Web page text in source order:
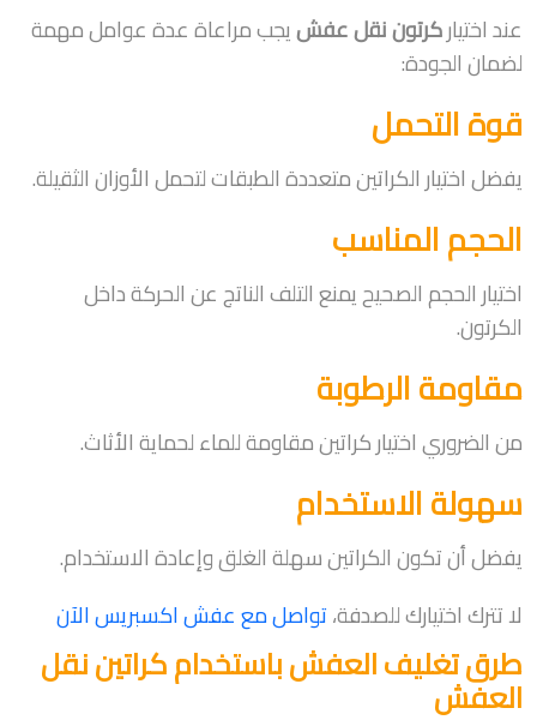
عند اختياركرتون نقل عفشيجب مراعاة عدة عوامل مهمة
لضمان الجودة:
قوة التحمل
يفضل اختيار الكراتين متعددة الطبقات لتحمل الأوزان الثقيلة.
الحجم المناسب
اختيار الحجم الصحيح يمنع التلف الناتج عن الحركة داخل
الكرتون.
مقاومة الرطوبة
من الضروري اختيار كراتين مقاومة للماء لحماية الأثاث.
سهولة الاستخدام
يفضل أن تكون الكراتين سهلة الغلق وإعادة الاستخدام.
لا تترك اختيارك للصدفة،تواصل مع عفش اكسبريس الآن
طرق تغليف العفش باستخدام كراتين نقل
العفش